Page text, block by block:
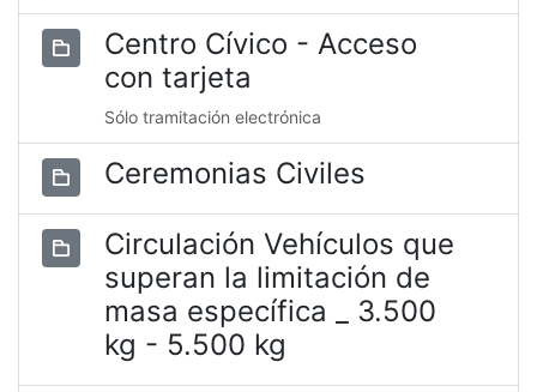
Centro Cívico - Acceso
con tarjeta
Sólo tramitación electrónica
Ceremonias Civiles
Circulación Vehículos que
superan la limitación de
masa específica _ 3.500
kg - 5.500 kg